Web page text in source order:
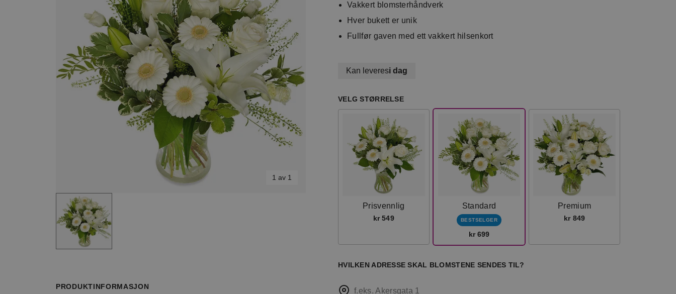
1 av 1
Item
of
PRODUKTINFORMASJON
Vakkert blomsterhåndverk
Hver bukett er unik
Fullfør gaven med ett vakkert hilsenkort
Kan leveresi dag
VELG STØRRELSE
Prisvennlig
kr 549
Standard
BESTSELGER
kr 699
Premium
kr 849
HVILKEN ADRESSE SKAL BLOMSTENE SENDES TIL?
f.eks. Akersgata 1